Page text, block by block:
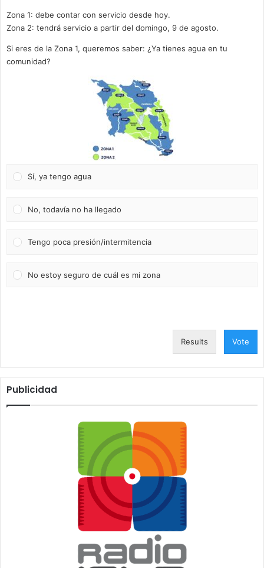
Zona 1: debe contar con servicio desde hoy.
Zona 2: tendrá servicio a partir del domingo, 9 de agosto.
Si eres de la Zona 1, queremos saber: ¿Ya tienes agua en tu
comunidad?
Sí, ya tengo agua
No, todavía no ha llegado
Tengo poca presión/intermitencia
No estoy seguro de cuál es mi zona
Results Vote
Publicidad